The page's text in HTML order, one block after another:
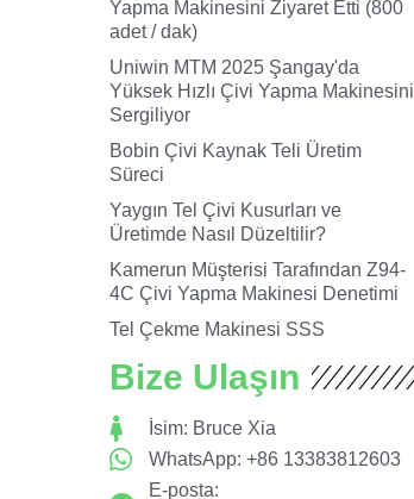
Yapma Makinesini Ziyaret Etti (800
adet / dak)
Uniwin MTM 2025 Şangay'da
Yüksek Hızlı Çivi Yapma Makinesini
Sergiliyor
Bobin Çivi Kaynak Teli Üretim
Süreci
Yaygın Tel Çivi Kusurları ve
Üretimde Nasıl Düzeltilir?
Kamerun Müşterisi Tarafından Z94-
4C Çivi Yapma Makinesi Denetimi
Tel Çekme Makinesi SSS
Bize Ulaşın
İsim: Bruce Xia
WhatsApp: +86 13383812603
E-posta: